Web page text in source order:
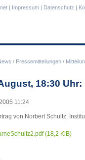
/ Pressemitteilungen /
| Impressum | Datenschutz |
18:30
11:24
von Norbert Schultz,
(18,2 KiB)